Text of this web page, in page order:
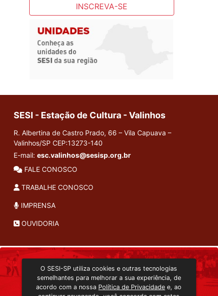
INSCREVA-SE
SESI - Estação de Cultura - Valinhos
R. Albertina de Castro Prado, 66 – Vila Capuava –
Valinhos/SP CEP:13273-140
E-mail: esc.valinhos@sesisp.org.br
FALE CONOSCO
TRABALHE CONOSCO
IMPRENSA
OUVIDORIA
TRANSMISSÃO ON-LINE
EDITORA SESI-SP
CONSULTA AO ACERVO
O SESI-SP utiliza cookies e outras tecnologias
semelhantes para melhorar a sua experiência, de
acordo com a nossa Política de Privacidade e, ao